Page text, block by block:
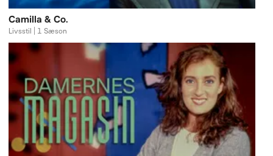
Camilla & Co.
Livsstil | 1 Sæson